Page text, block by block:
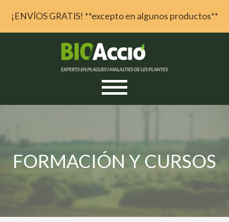
¡ENVÍOS GRATIS! **excepto en algunos productos**
FORMACIÓN Y CURSOS